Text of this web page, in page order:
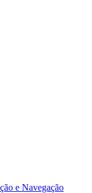
e Navegação